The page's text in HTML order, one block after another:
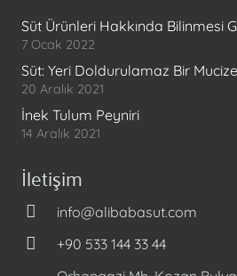
Süt Ürünleri Hakkında Bilinmesi
7 Ocak 2022
Süt: Yeri Doldurulamaz Bir
20 Aralık 2021
İnek Tulum Peyniri
14 Aralık 2021
İletişim
info@alibabasut.com
+90 533 144 33 44